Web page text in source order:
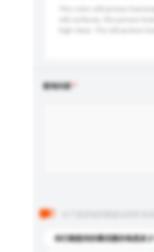
This color silk picture
查询内容
你们能提供的最优惠价格是多少